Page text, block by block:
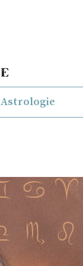
Astrologie